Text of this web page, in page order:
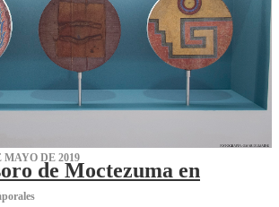
MAYO DE 2019
de Moctezuma en